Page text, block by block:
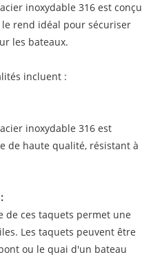
inoxydable 316 est conçu
rend idéal pour sécuriser
les bateaux.
incluent :
inoxydable 316 est
de haute qualité, résistant à
de ces taquets permet une
Les taquets peuvent être
ou le quai d'un bateau